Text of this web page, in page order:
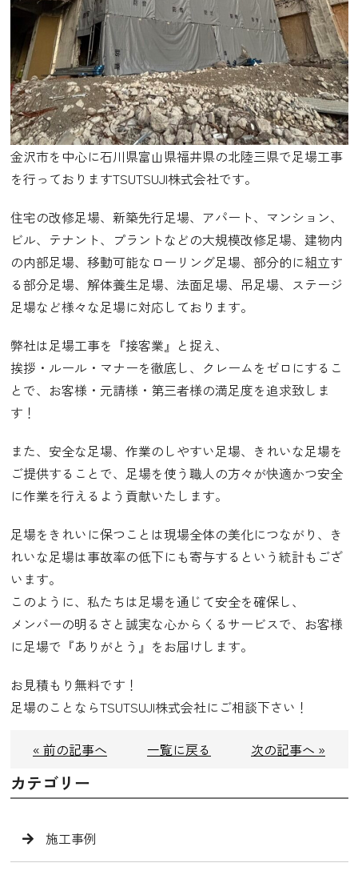
金沢市を中心に石川県富山県福井県の北陸三県で足場工事
を行っておりますTSUTSUJI株式会社です。
住宅の改修足場、新築先行足場、アパート、マンション、
ビル、テナント、プラントなどの大規模改修足場、建物内
の内部足場、移動可能なローリング足場、部分的に組立す
る部分足場、解体養生足場、法面足場、吊足場、ステージ
足場など様々な足場に対応しております。
弊社は足場工事を『接客業』と捉え、
挨拶・ルール・マナーを徹底し、クレームをゼロにするこ
とで、お客様・元請様・第三者様の満足度を追求致しま
す！
また、安全な足場、作業のしやすい足場、きれいな足場を
ご提供することで、足場を使う職人の方々が快適かつ安全
に作業を行えるよう貢献いたします。
足場をきれいに保つことは現場全体の美化につながり、き
れいな足場は事故率の低下にも寄与するという統計もござ
います。
このように、私たちは足場を通じて安全を確保し、
メンバーの明るさと誠実な心からくるサービスで、お客様
に足場で『ありがとう』をお届けします。
お見積もり無料です！
足場のことならTSUTSUJI株式会社にご相談下さい！
« 前の記事へ 一覧に戻る 次の記事へ »
カテゴリー
施工事例